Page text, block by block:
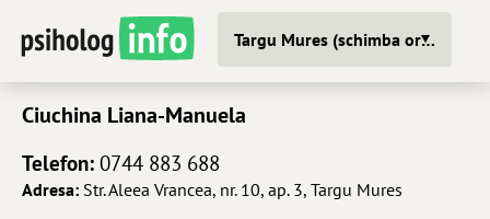
Targu Mures (schimba oras)
Ciuchina Liana-Manuela
Telefon: 0744 883 688
Adresa: Str. Aleea Vrancea, nr. 10, ap. 3, Targu Mures